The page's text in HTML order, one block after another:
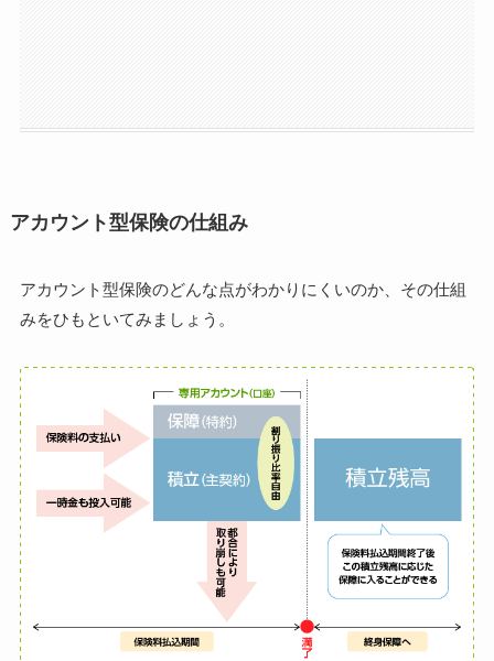
アカウント型保険の仕組み
アカウント型保険のどんな点がわかりにくいのか、その仕組
みをひもといてみましょう。